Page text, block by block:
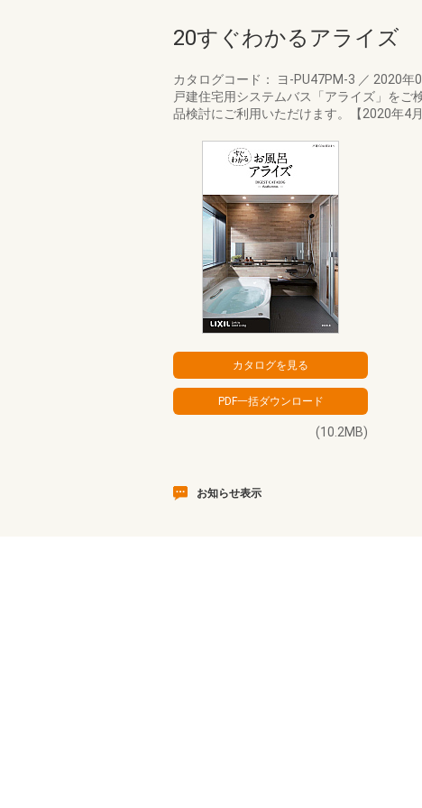
20すぐわかるアライズ
カタログコード： ヨ-PU47PM-3 ／ 2020年
戸建住宅用システムバス「アライズ」を
品検討にご利用いただけます。【2020年4月
(10.2MB)
お知らせ表示